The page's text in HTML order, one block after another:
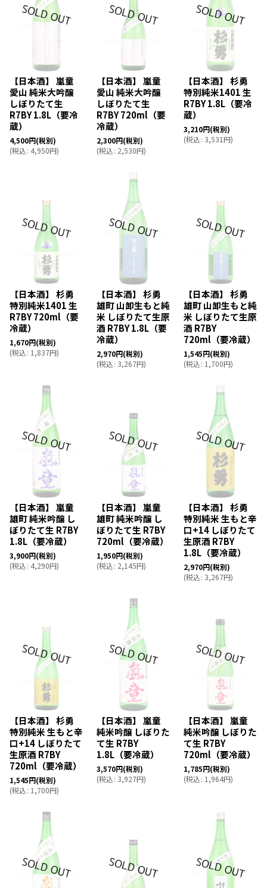
【日本酒】 嵐童
愛山 純米大吟醸
しぼりたて生
R7BY 1.8L（要冷
蔵）
4,500円(税別)
(税込: 4,950円)
【日本酒】 嵐童
愛山 純米大吟醸
しぼりたて生
R7BY 720ml（要
冷蔵）
2,300円(税別)
(税込: 2,530円)
【日本酒】 杉勇
特別純米1401 生
R7BY 1.8L（要冷
蔵）
3,210円(税別)
(税込: 3,531円)
【日本酒】 杉勇
特別純米1401 生
R7BY 720ml（要
冷蔵）
1,670円(税別)
(税込: 1,837円)
【日本酒】 杉勇
雄町 山卸生もと純
米 しぼりたて生原
酒 R7BY 1.8L（要
冷蔵）
2,970円(税別)
(税込: 3,267円)
【日本酒】 杉勇
雄町 山卸生もと純
米 しぼりたて生原
酒 R7BY
720ml（要冷蔵）
1,545円(税別)
(税込: 1,700円)
【日本酒】 嵐童
雄町 純米吟醸 し
ぼりたて生 R7BY
1.8L（要冷蔵）
3,900円(税別)
(税込: 4,290円)
【日本酒】 嵐童
雄町 純米吟醸 し
ぼりたて生 R7BY
720ml（要冷蔵）
1,950円(税別)
(税込: 2,145円)
【日本酒】 杉勇
特別純米 生もと辛
口+14 しぼりたて
生原酒 R7BY
1.8L（要冷蔵）
2,970円(税別)
(税込: 3,267円)
【日本酒】 杉勇
特別純米 生もと辛
口+14 しぼりたて
生原酒 R7BY
720ml（要冷蔵）
1,545円(税別)
(税込: 1,700円)
【日本酒】 嵐童
純米吟醸 しぼりた
て生 R7BY
1.8L（要冷蔵）
3,570円(税別)
(税込: 3,927円)
【日本酒】 嵐童
純米吟醸 しぼりた
て生 R7BY
720ml（要冷蔵）
1,785円(税別)
(税込: 1,964円)